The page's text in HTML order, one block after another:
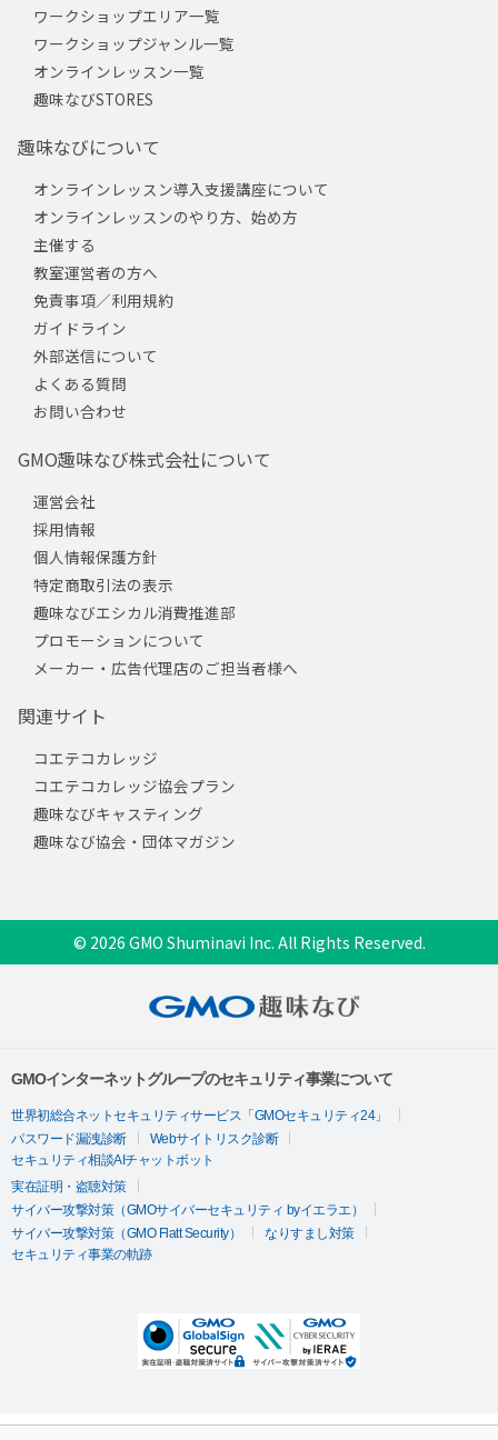
ワークショップエリア一覧
ワークショップジャンル一覧
オンラインレッスン一覧
趣味なびSTORES
趣味なびについて
オンラインレッスン導入支援講座について
オンラインレッスンのやり方、始め方
主催する
教室運営者の方へ
免責事項／利用規約
ガイドライン
外部送信について
よくある質問
お問い合わせ
GMO趣味なび株式会社について
運営会社
採用情報
個人情報保護方針
特定商取引法の表示
趣味なびエシカル消費推進部
プロモーションについて
メーカー・広告代理店のご担当者様へ
関連サイト
コエテコカレッジ
コエテコカレッジ協会プラン
趣味なびキャスティング
趣味なび協会・団体マガジン
© 2026 GMO Shuminavi Inc. All Rights Reserved.